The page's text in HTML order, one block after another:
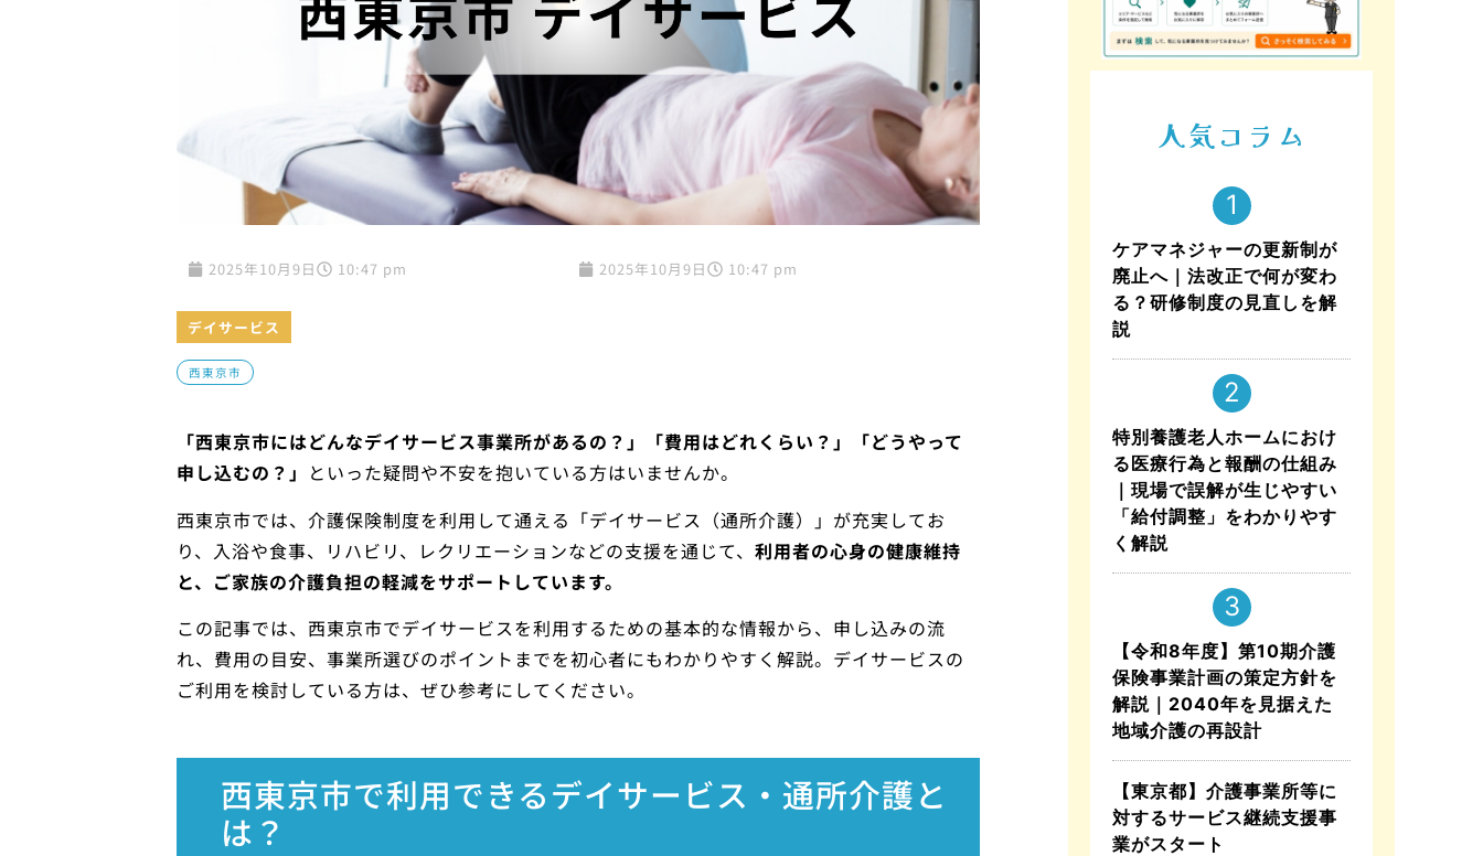
2025年10月9日 10:47 pm 2025年10月9日 10:47 pm
デイサービス
西東京市
「西東京市にはどんなデイサービス事業所があるの？」「費用はどれくらい？」「どうやって
申し込むの？」 といった疑問や不安を抱いている方はいませんか。
西東京市では、介護保険制度を利用して通える「デイサービス（通所介護）」が充実してお
り、入浴や食事、リハビリ、レクリエーションなどの支援を通じて、 利用者の心身の健康維持
と、ご家族の介護負担の軽減をサポートしています。
この記事では、西東京市でデイサービスを利用するための基本的な情報から、申し込みの流
れ、費用の目安、事業所選びのポイントまでを初心者にもわかりやすく解説。デイサービスの
ご利用を検討している方は、ぜひ参考にしてください。
西東京市で利用できるデイサービス・通所介護と
は？
人気コラム
ケアマネジャーの更新制が
廃止へ｜法改正で何が変わ
る？研修制度の見直しを解
説
特別養護老人ホームにおけ
る医療行為と報酬の仕組み
｜現場で誤解が生じやすい
「給付調整」をわかりやす
く解説
【令和8年度】第10期介護
保険事業計画の策定方針を
解説｜2040年を見据えた
地域介護の再設計
【東京都】介護事業所等に
対するサービス継続支援事
業がスタート